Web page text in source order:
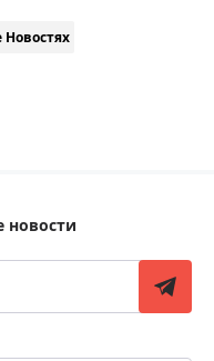
Новостях
новости